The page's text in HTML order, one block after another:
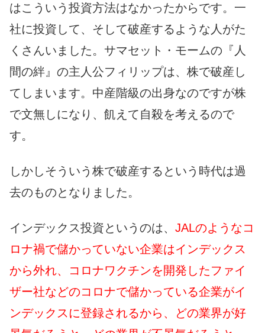
はこういう投資方法はなかったからです。一
社に投資して、そして破産するような人がた
くさんいました。サマセット・モームの『人
間の絆』の主人公フィリップは、株で破産し
てしまいます。中産階級の出身なのですが株
で文無しになり、飢えて自殺を考えるので
す。
しかしそういう株で破産するという時代は過
去のものとなりました。
インデックス投資というのは、 JALのようなコ
ロナ禍で儲かっていない企業はインデックス
から外れ、コロナワクチンを開発したファイ
ザー社などのコロナで儲かっている企業がイ
ンデックスに登録されるから、どの業界が好